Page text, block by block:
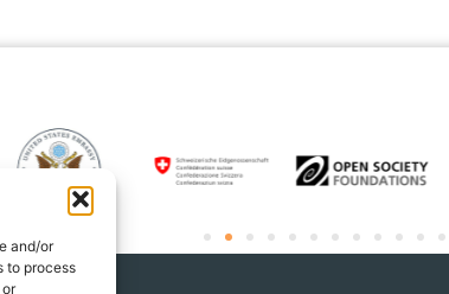
and/or
to process